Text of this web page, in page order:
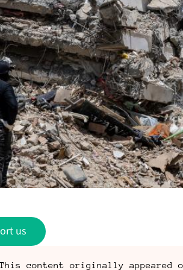
us
This content originally appeared